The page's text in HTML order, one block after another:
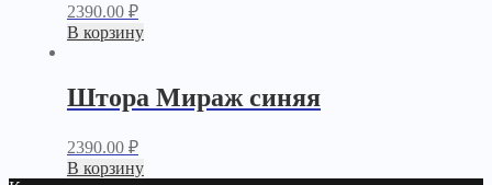
2390.00 ₽
В корзину
Штора Мираж синяя
2390.00 ₽
В корзину